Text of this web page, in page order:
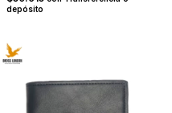
depósito